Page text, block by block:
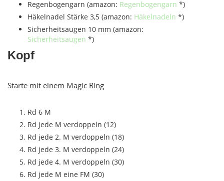
Regenbogengarn (amazon: Regenbogengarn *)
Häkelnadel Stärke 3,5 (amazon: Häkelnadeln *)
Sicherheitsaugen 10 mm (amazon:
Sicherheitsaugen *)
Kopf
Starte mit einem Magic Ring
Rd 6 M
Rd jede M verdoppeln (12)
Rd jede 2. M verdoppeln (18)
Rd jede 3. M verdoppeln (24)
Rd jede 4. M verdoppeln (30)
Rd jede M eine FM (30)